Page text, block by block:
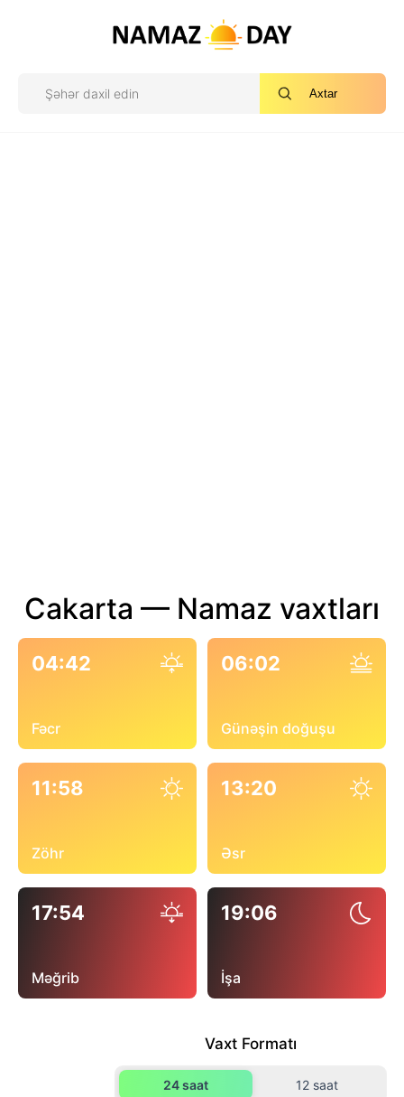
Axtar
Cakarta — Namaz vaxtları
04:42
Fəcr
06:02
Günəşin doğuşu
11:58
Zöhr
13:20
Əsr
17:54
Məğrib
19:06
İşa
Vaxt Formatı
24 saat 12 saat